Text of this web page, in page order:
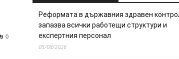
0
Реформата в държавния здравен
запазва всички работещи структури и
експертния персонал
05/08/2026